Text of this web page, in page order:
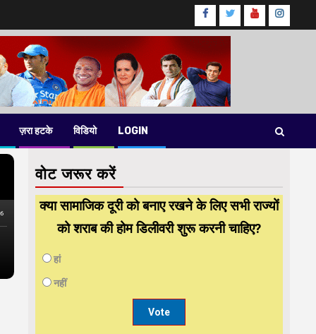
Facebook
TwitterYoutube
ज़रा हटके विडियो LOGIN
वोट जरूर करें
क्या सामाजिक दूरी को बनाए रखने के लिए सभी राज्यों
को शराब की होम डिलीवरी शुरू करनी चाहिए?
हां
नहीं